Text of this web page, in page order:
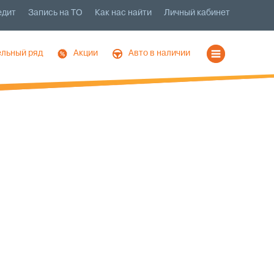
Личный кабинет
Как нас найти
Запись на ТО
Авто в наличии
Акции
ряд